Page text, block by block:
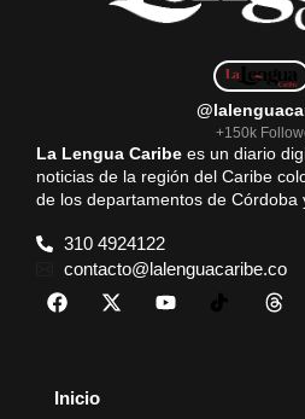
+150k
La Lengua Caribe es un diario
noticias de la región del Caribe
de los departamentos de Córdoba
310 4924122
contacto@lalenguacaribe.co
Inicio